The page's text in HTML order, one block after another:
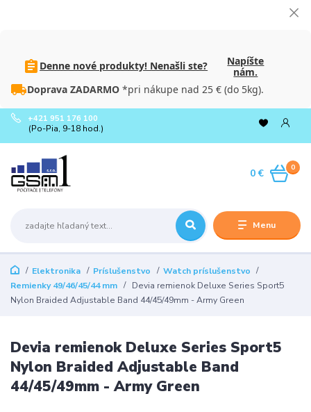
Denne nové produkty! Nenašli ste?
Napíšte
nám.
Doprava ZADARMO *pri nákupe nad 25 € (do 5kg).
Menu
+421 951 176 100
(Po-Pia, 9-18 hod.)
0
0 €
Elektronika Príslušenstvo
Watch príslušenstvo
Remienky 49/46/45/44 mm
Devia remienok Deluxe Series Sport5
Nylon Braided Adjustable Band 44/45/49mm - Army Green
Devia remienok Deluxe Series Sport5
Nylon Braided Adjustable Band
44/45/49mm - Army Green